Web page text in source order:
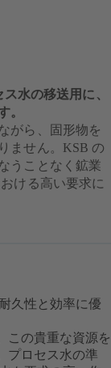
水の移送用に、
。
がら、固形物を
ません。KSB の
うことなく鉱業
ける高い要求に
久性と効率に優
この貴重な資源を
プロセス水の準